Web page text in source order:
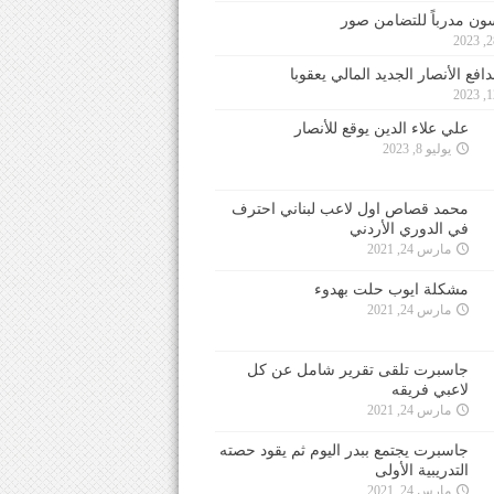
مدرباً للتضامن صور
الأنصار الجديد المالي يعقوبا
علي علاء الدين يوقع للأنصار
يوليو 8, 2023
محمد قصاص اول لاعب لبناني احترف
في الدوري الأردني
مارس 24, 2021
مشكلة ايوب حلت بهدوء
مارس 24, 2021
جاسبرت تلقى تقرير شامل عن كل
لاعبي فريقه
مارس 24, 2021
جاسبرت يجتمع ببدر اليوم ثم يقود حصته
التدريبية الأولى
مارس 24, 2021